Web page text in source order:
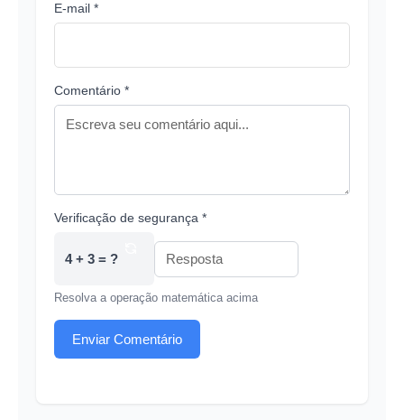
E-mail *
Comentário *
Verificação de segurança *
4 + 3 = ?
Resolva a operação matemática acima
Enviar Comentário